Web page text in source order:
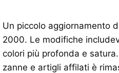
Un piccolo aggiornamento
2000. Le modifiche
colori più profonda e
zanne e artigli affilati è